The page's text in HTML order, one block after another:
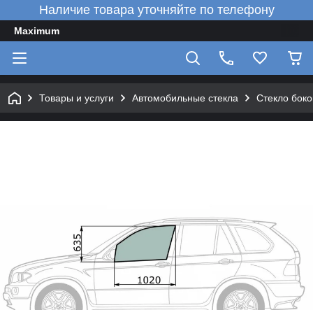
Наличие товара уточняйте по телефону
Maximum
Товары и услуги Автомобильные стекла Стекло